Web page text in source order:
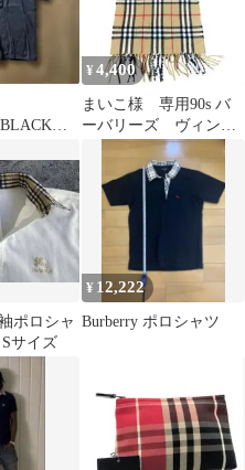
¥ 4,400
まいこ様 専用90s バ
ーバリーズ ヴィンテ
ージチェック柄ウール
マフラー ノバチ
ポロシャ
サイズ
¥ 12,222
Burberry ポロシャツ